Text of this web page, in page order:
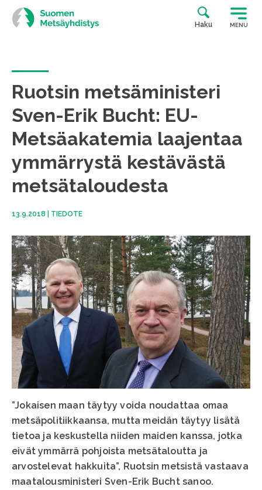
Siirry
suoraan
sisältöön
Haku MENU
Ruotsin metsäministeri
Sven-Erik Bucht: EU-
Metsäakatemia laajentaa
ymmärrystä kestävästä
metsätaloudesta
13.9.2018 TIEDOTE
”Jokaisen maan täytyy voida noudattaa omaa
metsäpolitiikkaansa, mutta meidän täytyy lisätä
tietoa ja keskustella niiden maiden kanssa, jotka
eivät ymmärrä pohjoista metsätaloutta ja
arvostelevat hakkuita”, Ruotsin metsistä vastaava
maatalousministeri Sven-Erik Bucht sanoo.